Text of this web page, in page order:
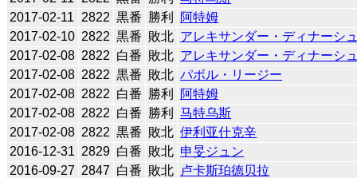
2017-02-11
2822 黒番 勝利
阿特姆
2017-02-10 2822 黒番 敗北 アレキサンダー・ディナーシ
2017-02-08 2822 白番 敗北 アレキサンダー・ディナーシ
2017-02-08 2822 黒番 敗北 パボル・リージー
2017-02-08 2822 白番 勝利
阿特姆
2017-02-08 2822 白番 勝利
马特乌斯
2017-02-08 2822 黒番 敗北 伊利亚什克辛
2016-12-31 2829 白番 敗北 申旻ジュン
2016-09-27 2847 白番 敗北 卢卡斯珀德贝拉